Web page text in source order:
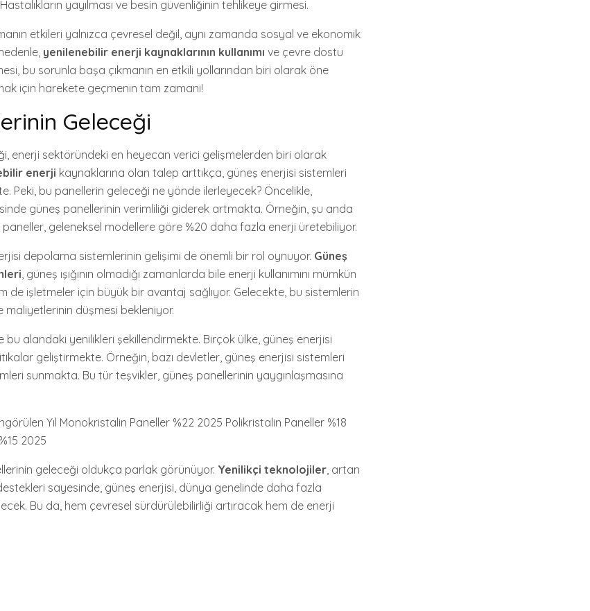
yayılması ve besin güvenliğinin tehlikeye girmesi.
etkileri yalnızca çevresel değil, aynı zamanda sosyal ve ekonomik
yenilenebilir enerji kaynaklarının kullanımı ve çevre dostu
bu sorunla başa çıkmanın en etkili yollarından biri olarak öne
için harekete geçmenin tam zamanı!
Geleceği
enerji sektöründeki en heyecan verici gelişmelerden biri olarak
enerji kaynaklarına olan talep arttıkça, güneş enerjisi sistemleri
Peki, bu panellerin geleceği ne yönde ilerleyecek? Öncelikle,
güneş panellerinin verimliliği giderek artmakta. Örneğin, şu anda
geleneksel modellere göre %20 daha fazla enerji üretebiliyor.
depolama sistemlerinin gelişimi de önemli bir rol oynuyor. Güneş
, güneş ışığının olmadığı zamanlarda bile enerji kullanımını mümkün
de işletmeler için büyük bir avantaj sağlıyor. Gelecekte, bu sistemlerin
maliyetlerinin düşmesi bekleniyor.
bu alandaki yenilikleri şekillendirmekte. Birçok ülke, güneş enerjisi
geliştirmekte. Örneğin, bazı devletler, güneş enerjisi sistemleri
sunmakta. Bu tür teşvikler, güneş panellerinin yaygınlaşmasına
Yıl Monokristalin Paneller %22 2025 Polikristalin Paneller %18
2025
geleceği oldukça parlak görünüyor. Yenilikçi teknolojiler, artan
sayesinde, güneş enerjisi, dünya genelinde daha fazla
Bu da, hem çevresel sürdürülebilirliği artıracak hem de enerji